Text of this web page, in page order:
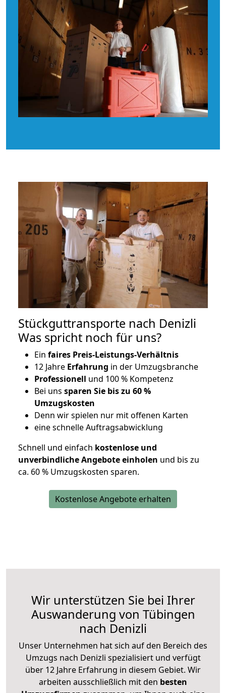
Stückguttransporte nach Denizli
Was spricht noch für uns?
Ein faires Preis-Leistungs-Verhältnis
12 Jahre Erfahrung in der Umzugsbranche
Professionell und 100 % Kompetenz
Bei uns sparen Sie bis zu 60 %
Umzugskosten
Denn wir spielen nur mit offenen Karten
eine schnelle Auftragsabwicklung
Schnell und einfach kostenlose und
unverbindliche Angebote einholen und bis zu
ca. 60 % Umzugskosten sparen.
Kostenlose Angebote erhalten
Wir unterstützen Sie bei Ihrer
Auswanderung von Tübingen
nach Denizli
Unser Unternehmen hat sich auf den Bereich des
Umzugs nach Denizli spezialisiert und verfügt
über 12 Jahre Erfahrung in diesem Gebiet. Wir
arbeiten ausschließlich mit den besten